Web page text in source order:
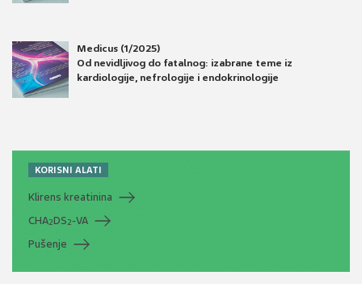
Medicus (1/2025)
Od nevidljivog do fatalnog: izabrane teme iz
kardiologije, nefrologije i endokrinologije
KORISNI ALATI
Klirens kreatinina
CHA2DS2-VA
Pušenje